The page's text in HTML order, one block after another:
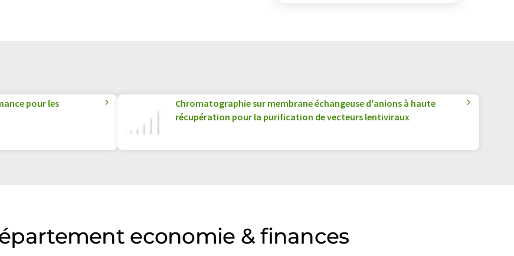
pour les
Chromatographie sur membrane échangeuse d'anions à haute
récupération pour la purification de vecteurs lentiviraux
economie & finances